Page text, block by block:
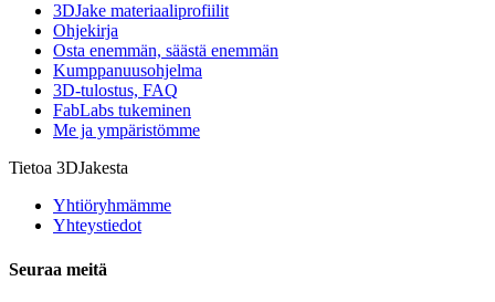
3DJake materiaaliprofiilit
Ohjekirja
Osta enemmän, säästä enemmän
Kumppanuusohjelma
3D-tulostus, FAQ
FabLabs tukeminen
Me ja ympäristömme
Tietoa 3DJakesta
Yhtiöryhmämme
Yhteystiedot
Seuraa meitä